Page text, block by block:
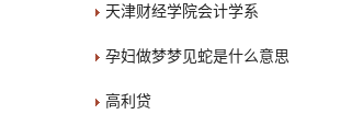
天津财经学院会计学系
孕妇做梦梦见蛇是什么意思
高利贷